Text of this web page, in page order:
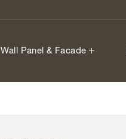
Wall Panel & Facade